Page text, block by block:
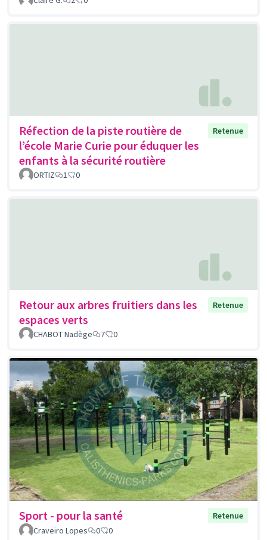
Réfection de la piste routière de
l’école Marie Curie pour éduquer les
enfants à la sécurité routière
Retenue
ORTIZ 1 0
Retour aux arbres fruitiers dans les
espaces verts
Retenue
CHABOT Nadège 7 0
Sport - pour la santé
Retenue
Craveiro Lopes
0 0